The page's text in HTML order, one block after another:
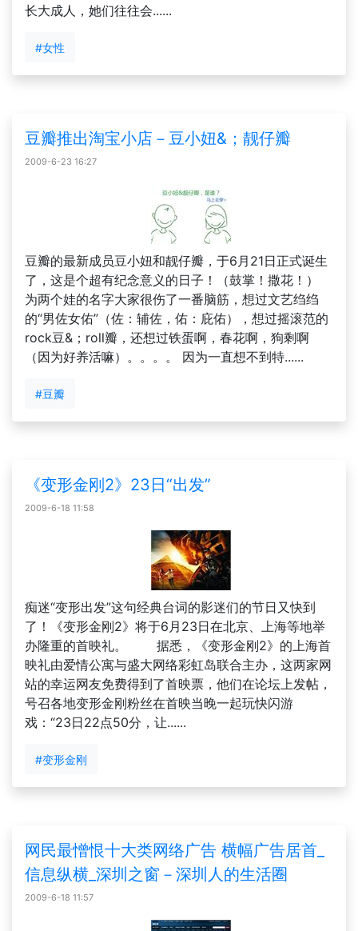
长大成人，她们往往会......
#女性
豆瓣推出淘宝小店－豆小妞&；靓仔瓣
2009-6-23 16:27
豆瓣的最新成员豆小妞和靓仔瓣，于6月21日正式诞生
了，这是个超有纪念意义的日子！（鼓掌！撒花！）
为两个娃的名字大家很伤了一番脑筋，想过文艺绉绉
的“男佐女佑”（佐：辅佐，佑：庇佑），想过摇滚范的
rock豆&；roll瓣，还想过铁蛋啊，春花啊，狗剩啊
（因为好养活嘛）。。。。 因为一直想不到特......
#豆瓣
《变形金刚2》23日“出发”
2009-6-18 11:58
痴迷“变形出发”这句经典台词的影迷们的节日又快到
了！《变形金刚2》将于6月23日在北京、上海等地举
办隆重的首映礼。 据悉，《变形金刚2》的上海首
映礼由爱情公寓与盛大网络彩虹岛联合主办，这两家网
站的幸运网友免费得到了首映票，他们在论坛上发帖，
号召各地变形金刚粉丝在首映当晚一起玩快闪游
戏：“23日22点50分，让......
#变形金刚
网民最憎恨十大类网络广告 横幅广告居首_
信息纵横_深圳之窗－深圳人的生活圈
2009-6-18 11:57